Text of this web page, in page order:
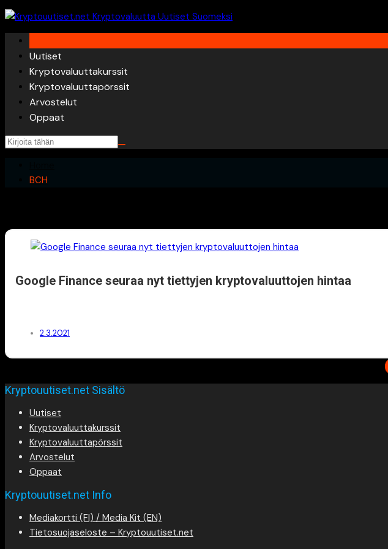
Skip
to
content
Uutiset
Kryptovaluuttakurssit
Kryptovaluuttapörssit
Arvostelut
Oppaat
BCH
Google Finance seuraa nyt tiettyjen kryptovaluuttojen hintaa
2.3.2021
Kryptouutiset.net Sisältö
Uutiset
Kryptovaluuttakurssit
Kryptovaluuttapörssit
Arvostelut
Oppaat
Kryptouutiset.net Info
Mediakortti (FI) / Media Kit (EN)
Tietosuojaseloste – Kryptouutiset.net